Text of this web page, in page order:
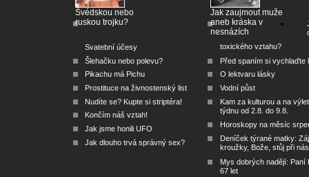
Švédskou nebo
ruskou trojku?
Svatební účesy
Šlehačku nebo polevu?
Pikachu má Pichu
Prostituce na živnostenský list
Nudíte se? Kupte si striptéra!
Končím náš vztah!
Jak jsme honili UFO
Jak dlouho trvá správný sex?
Jak zaujmout muže
aneb kráska v
nesnázích
toxického vztahu?
Před spaním si vychlaďte
O lektvaru lásky
Vodní půst
Kam za kulturou a na
týdnu od 2.8. do 9.8.
Horoskopy na měsíc
Deníček týrané matky:
kroužky, Bože, stůj při nás
Mys dobrých nadějí: Paní
67 let